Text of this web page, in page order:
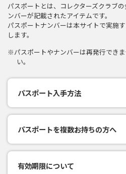
パスポートとは、コレクターズクラブ
ンバーが記載されたアイテムです。
パスポートナンバーは本サイトで実施
します。
※パスポートやナンバーは再発行でき
い。
パスポート入手方法
パスポートを複数お持ちの方へ
有効期限について